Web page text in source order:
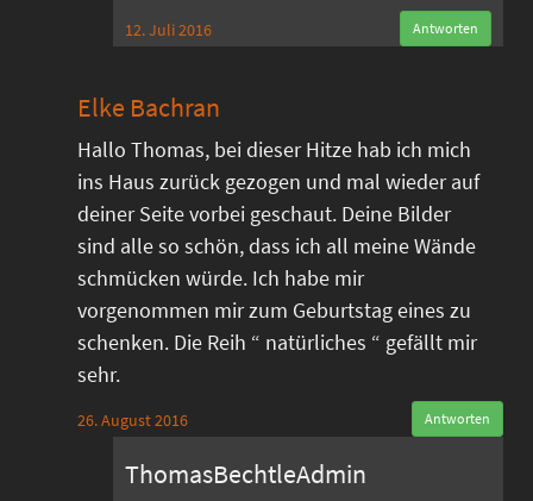
12. Juli 2016 Antworten
Elke Bachran
Hallo Thomas, bei dieser Hitze hab ich mich
ins Haus zurück gezogen und mal wieder auf
deiner Seite vorbei geschaut. Deine Bilder
sind alle so schön, dass ich all meine Wände
schmücken würde. Ich habe mir
vorgenommen mir zum Geburtstag eines zu
schenken. Die Reih “ natürliches “ gefällt mir
sehr.
26. August 2016 Antworten
ThomasBechtleAdmin